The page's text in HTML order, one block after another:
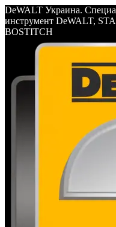
DeWALT Украина.
инструмент DeWALT,
BOSTITCH